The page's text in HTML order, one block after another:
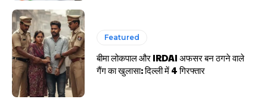
Featured
बीमा लोकपाल और IRDAI अफसर बन ठगने वाले
गैंग का खुलासा: दिल्ली में 4 गिरफ्तार